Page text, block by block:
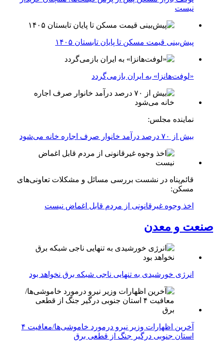
نیست
پیش‌بینی قیمت مسکن تا پایان تابستان ۱۴۰۵
«لوفت‌هانزا» به ایران بازمی‌گردد
نماینده مجلس:
بیش از ۷۰ درصد درآمد خانوار صرف اجاره خانه می‌شود
قائم‌پناه در نشست بررسی مسائل و مشکلات تعاونی‌های
مسکن:
اخذ وجوه غیرقانونی از مردم قابل اغماض نیست
صنعت و معدن
انرژی خورشیدی به تنهایی ناجی شبکه برق نخواهد بود
آخرین اظهارات وزیر نیرو درمورد خاموشی‌ها/معافیت ۴
استان جنوبی درگیر جنگ از قطعی برق